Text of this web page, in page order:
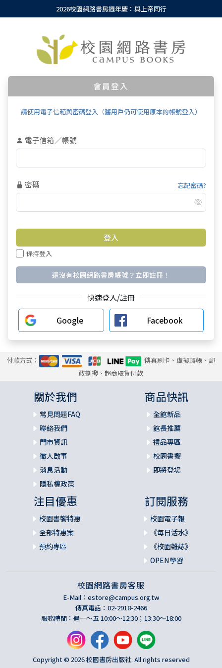
2026校園網路書房週年慶：與上帝同行
會員登入
請使用電子信箱與密碼登入（舊用戶仍可使用原本的帳號登入）
電子信箱／帳號
密碼 忘記密碼?
保持登入
還沒有校園網路書房帳號？立即註冊！
快速登入/註冊
Google Facebook
付款方式：
傳真刷卡、虛擬轉帳、郵
政劃撥、超商取貨付款
關於我們
常見問題FAQ
聯絡我們
門市資訊
徵人啟事
消息活動
隱私權政策
商品快訊
全館新品
館長推薦
禮品專區
校園書饗
即將登場
注目優惠
校園書饗特惠
全部特惠案
預約專區
訂閱服務
校園電子報
《每日活水》
《校園雜誌》
OPEN學習
校園網路書房客服
E-Mail： estore@campus.org.tw
傳真電話：02-2918-2466
服務時間：週一～五 10:00～12:30；13:30～18:00
Copyright © 2026 校園書房出版社. All rights reserved